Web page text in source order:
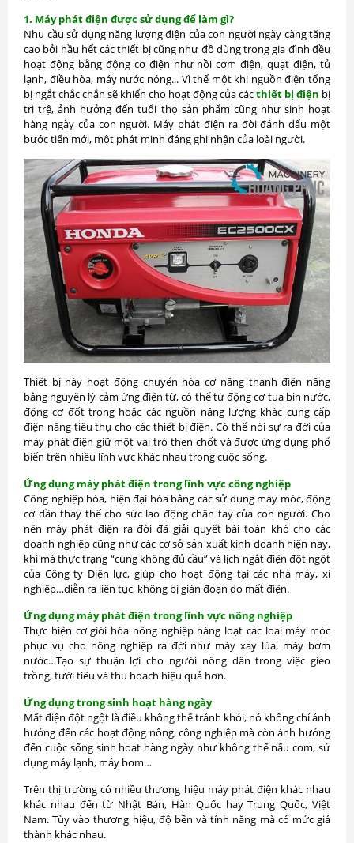
1. Máy phát điện được sử dụng để làm gì?
Nhu cầu sử dụng năng lượng điện của con người ngày càng tăng
cao bởi hầu hết các thiết bị cũng như đồ dùng trong gia đình đều
hoạt động bằng động cơ điện như nồi cơm điện, quạt điện, tủ
lạnh, điều hòa, máy nước nóng... Vì thế một khi nguồn điện tổng
bị ngắt chắc chắn sẽ khiến cho hoạt động của cácthiết bị điện bị
trì trệ, ảnh hưởng đến tuổi thọ sản phẩm cũng như sinh hoạt
hàng ngày của con người. Máy phát điện ra đời đánh dấu một
bước tiến mới, một phát minh đáng ghi nhận của loài người.
Thiết bị này hoạt động chuyển hóa cơ năng thành điện năng
bằng nguyên lý cảm ứng điện từ, có thể từ động cơ tua bin nước,
động cơ đốt trong hoặc các nguồn năng lượng khác cung cấp
điện năng tiêu thụ cho các thiết bị điện. Có thể nói sự ra đời của
máy phát điện giữ một vai trò then chốt và được ứng dụng phổ
biến trên nhiều lĩnh vực khác nhau trong cuộc sống.
Ứng dụng máy phát điện trong lĩnh vực công nghiệp
Công nghiệp hóa, hiện đại hóa bằng các sử dụng máy móc, động
cơ dần thay thế cho sức lao động chân tay của con người. Cho
nên máy phát điện ra đời đã giải quyết bài toán khó cho các
doanh nghiệp cũng như các cơ sở sản xuất kinh doanh hiện nay,
khi mà thực trạng “cung không đủ cầu” và lịch ngắt điện đột ngột
của Công ty Điện lực, giúp cho hoạt động tại các nhà máy, xí
nghiêp…diễn ra liên tục, không bị gián đoạn do mất điện.
Ứng dụng máy phát điện trong lĩnh vực nông nghiệp
Thực hiện cơ giới hóa nông nghiệp hàng loạt các loại máy móc
phục vụ cho nông nghiệp ra đời như máy xay lúa, máy bơm
nước…Tạo sự thuận lợi cho người nông dân trong việc gieo
trồng, tưới tiêu và thu hoạch hiệu quả hơn.
Ứng dụng trong sinh hoạt hàng ngày
Mất điện đột ngột là điều không thể tránh khỏi, nó không chỉ ảnh
hưởng đến các hoạt động nông, công nghiệp mà còn ảnh hưởng
đến cuộc sống sinh hoạt hàng ngày như không thể nấu cơm, sử
dụng máy lạnh, máy bơm…
Trên thị trường có nhiều thương hiệu máy phát điện khác nhau
khác nhau đến từ Nhật Bản, Hàn Quốc hay Trung Quốc, Việt
Nam. Tùy vào thương hiệu, độ bền và tính năng mà có mức giá
thành khác nhau.